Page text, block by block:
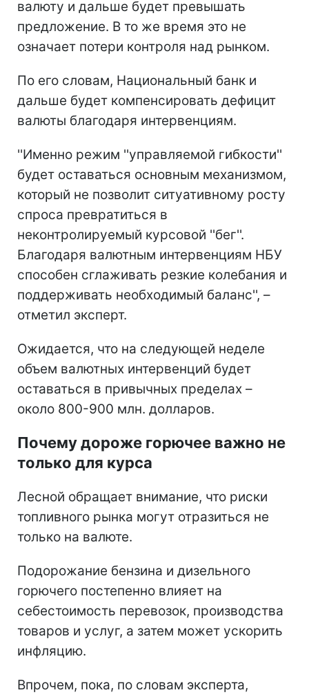
валюту и дальше будет превышать
предложение. В то же время это не
означает потери контроля над рынком.
По его словам, Национальный банк и
дальше будет компенсировать дефицит
валюты благодаря интервенциям.
''Именно режим ''управляемой гибкости''
будет оставаться основным механизмом,
который не позволит ситуативному росту
спроса превратиться в
неконтролируемый курсовой ''бег''.
Благодаря валютным интервенциям НБУ
способен сглаживать резкие колебания и
поддерживать необходимый баланс'', –
отметил эксперт.
Ожидается, что на следующей неделе
объем валютных интервенций будет
оставаться в привычных пределах –
около 800-900 млн. долларов.
Почему дороже горючее важно не
только для курса
Лесной обращает внимание, что риски
топливного рынка могут отразиться не
только на валюте.
Подорожание бензина и дизельного
горючего постепенно влияет на
себестоимость перевозок, производства
товаров и услуг, а затем может ускорить
инфляцию.
Впрочем, пока, по словам эксперта,